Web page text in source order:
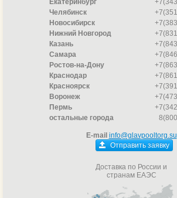
Челябинск
Новосибирск
Нижний Новгород
Казань
Самара
Ростов-на-Дону
Краснодар
Красноярск
Воронеж
Пермь
остальные города
E-mail info@glavpooltorg.su
Отправить заявку
Доставка по России и
странам ЕАЭС